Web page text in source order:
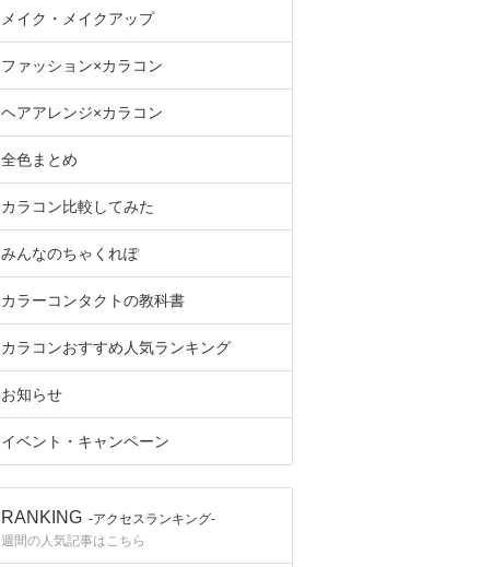
メイク・メイクアップ
ファッション×カラコン
ヘアアレンジ×カラコン
全色まとめ
カラコン比較してみた
みんなのちゃくれぽ
カラーコンタクトの教科書
カラコンおすすめ人気ランキング
お知らせ
イベント・キャンペーン
RANKING -アクセスランキング-
週間の人気記事はこちら